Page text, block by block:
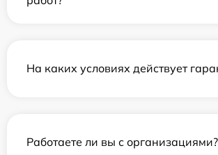
На каких условиях действует
Работаете ли вы с организациями?